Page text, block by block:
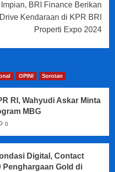
BRI Finance Berikan
Kendaraan di KPR BRI
Properti Expo 2024
OPINI Sorotan
RI, Wahyudi Askar Minta
MBG
0
Digital, Contact
Penghargaan Gold di